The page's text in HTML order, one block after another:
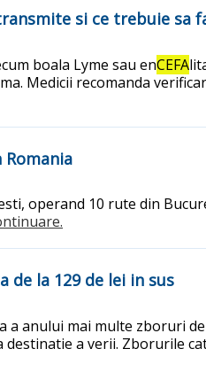
si ce trebuie sa
boala Lyme sau enCEFA
Medicii recomanda
Romania
operand 10 rute din
de la 129 de lei in sus
anului mai multe zboruri
destinatie a verii. Zborurile